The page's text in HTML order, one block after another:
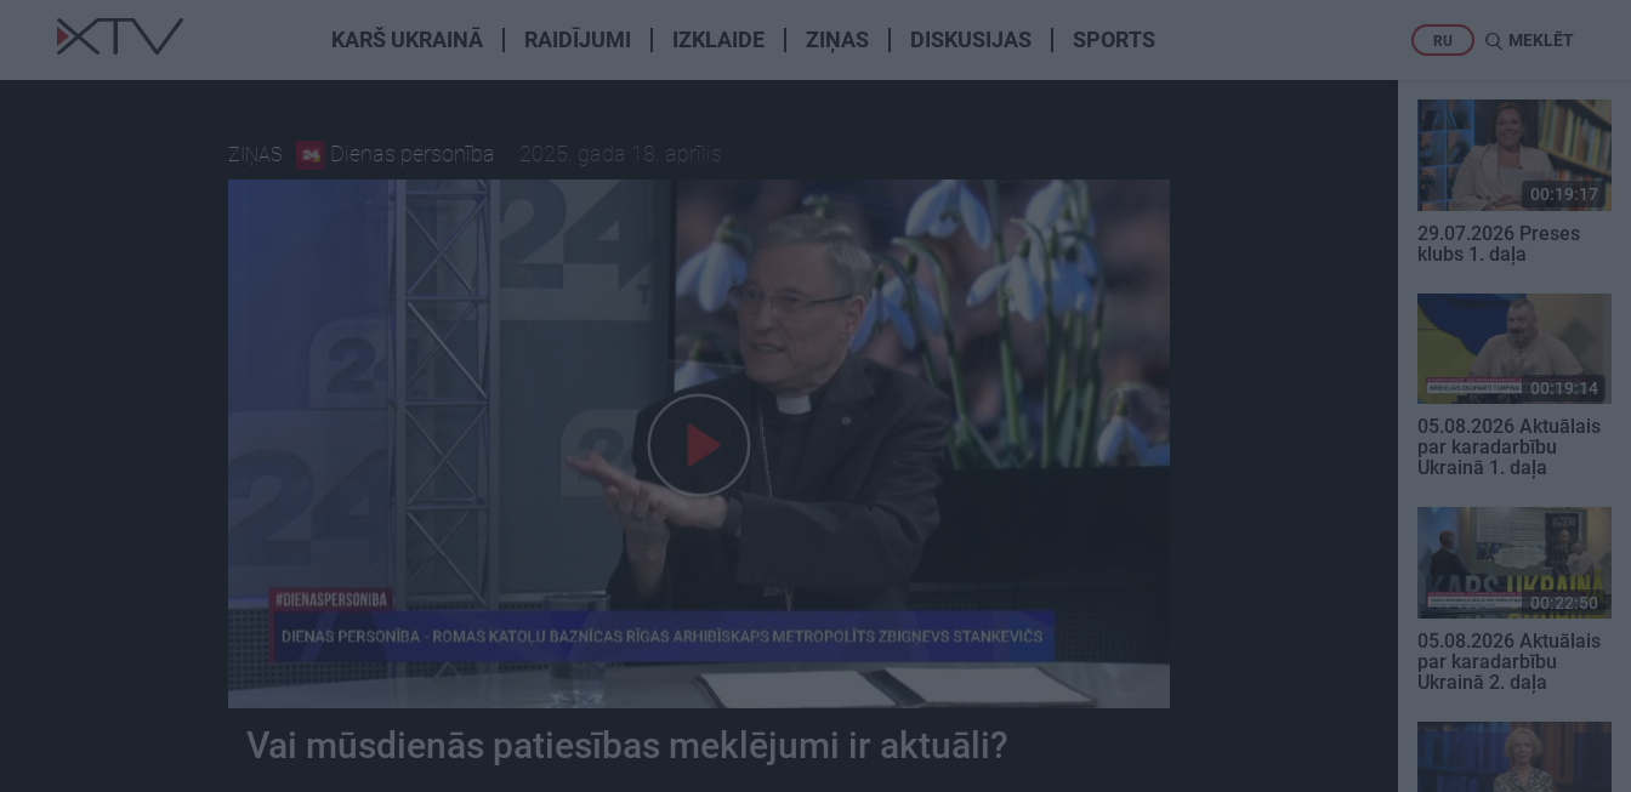
KARŠ UKRAINĀ RAIDĪJUMI IZKLAIDE ZIŅAS DISKUSIJAS SPORTS RU MEKLĒT
ZIŅAS Dienas personība 2025. gada 18. aprīlis
Vai mūsdienās patiesības meklējumi ir aktuāli?
00:19:17
29.07.2026 Preses
klubs 1. daļa
00:19:14
05.08.2026 Aktuālais
par karadarbību
Ukrainā 1. daļa
00:22:50
05.08.2026 Aktuālais
par karadarbību
Ukrainā 2. daļa